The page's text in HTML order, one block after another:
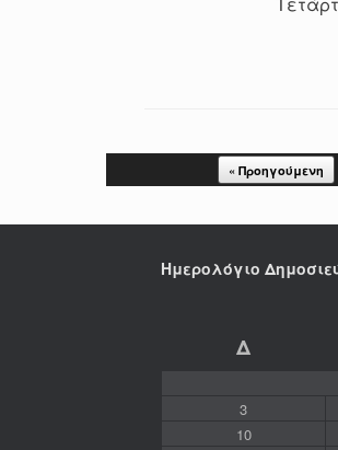
« Προηγούμενη
Ημερολόγιο
Δ
3
10